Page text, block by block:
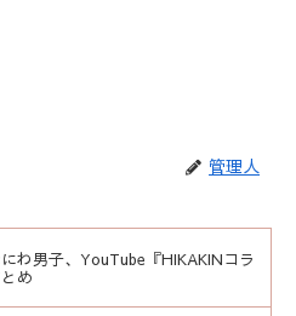
管理人
にわ男子、YouTube『HIKAKINコラ
め